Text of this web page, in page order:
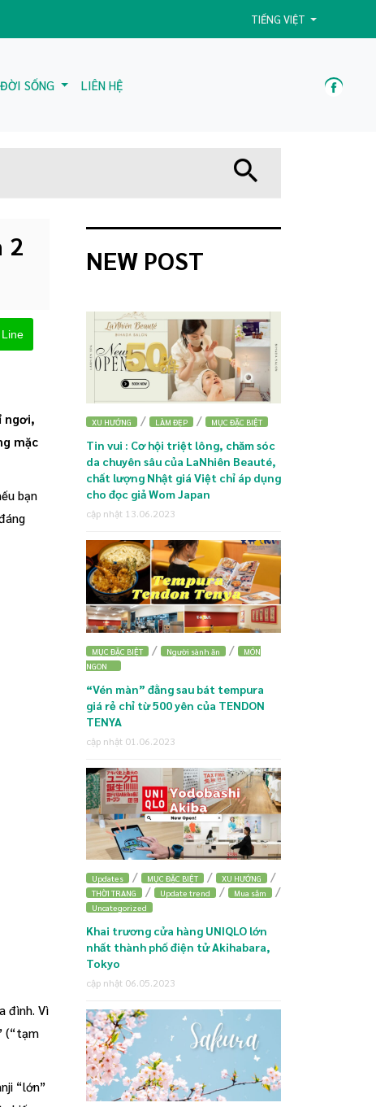
TIẾNG VIỆT
ĐỜI SỐNG LIÊN HỆ
2
Line
ngơi,
mặc
bạn
đình. Vì
(“tạm
“lớn”
NEW POST
XU HƯỚNG / LÀM ĐẸP / MỤC ĐẶC BIỆT
Tin vui : Cơ hội triệt lông, chăm sóc
da chuyên sâu của LaNhiên Beauté,
chất lượng Nhật giá Việt chỉ áp dụng
cho đọc giả Wom Japan
cập nhật 13.06.2023
MỤC ĐẶC BIỆT / Người sành ăn /
MÓN
NGON
“Vén màn” đằng sau bát tempura
giá rẻ chỉ từ 500 yên của TENDON
TENYA
cập nhật 01.06.2023
Updates / MỤC ĐẶC BIỆT / XU HƯỚNG /
THỜI TRANG / Update trend / Mua sắm /
Uncategorized
Khai trương cửa hàng UNIQLO lớn
nhất thành phố điện tử Akihabara,
Tokyo
cập nhật 06.05.2023